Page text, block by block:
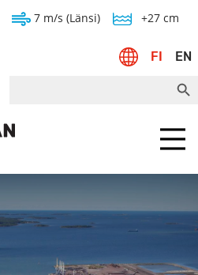
7 m/s (Länsi) +27 cm
FI EN
Menu